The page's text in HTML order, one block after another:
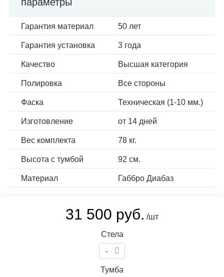
Гарантия материал 50 лет
Гарантия установка 3 года
Качество Высшая категория
Полировка Все стороны
Фаска Техническая (1-10 мм.)
Изготовление от 14 дней
Вес комплекта 78 кг.
Высота с тумбой 92 см.
Материал Габбро Диабаз
31 500 руб. /шт
Стела
-
Тумба